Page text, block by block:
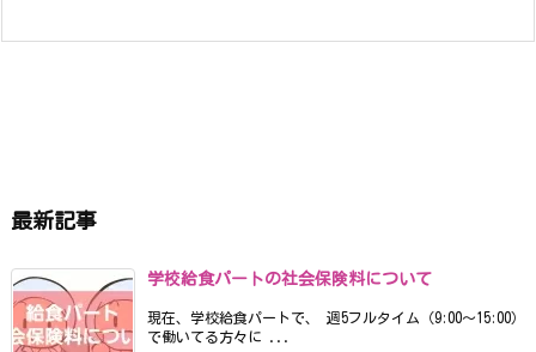
最新記事
学校給食パートの社会保険料について
現在、学校給食パートで、 週5フルタイム（9:00〜15:00）
で働いてる方々に ...